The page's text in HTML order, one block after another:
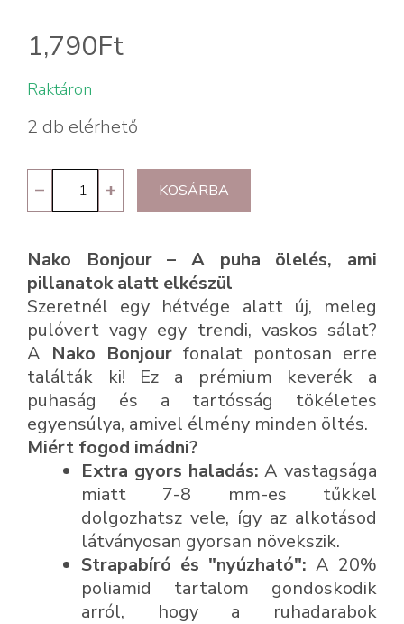
1,790Ft
Raktáron
2 db elérhető
Bonjour
mennyiség
KOSÁRBA
Nako Bonjour – A puha ölelés, ami
pillanatok alatt elkészül
Szeretnél egy hétvége alatt új, meleg
pulóvert vagy egy trendi, vaskos sálat?
A Nako Bonjour fonalat pontosan erre
találták ki! Ez a prémium keverék a
puhaság és a tartósság tökéletes
egyensúlya, amivel élmény minden öltés.
Miért fogod imádni?
Extra gyors haladás: A vastagsága
miatt 7-8 mm-es tűkkel
dolgozhatsz vele, így az alkotásod
látványosan gyorsan növekszik.
Strapabíró és "nyúzható": A 20%
poliamid tartalom gondoskodik
arról, hogy a ruhadarabok